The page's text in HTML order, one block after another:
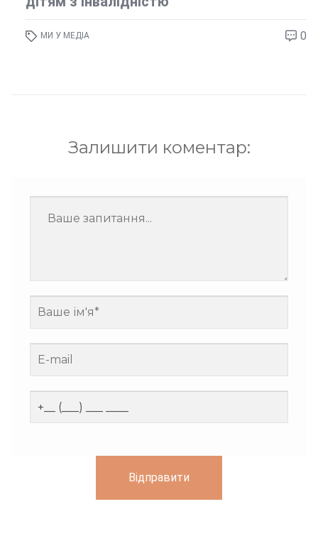
МИ У МЕДІА 0
Залишити коментар:
Відправити